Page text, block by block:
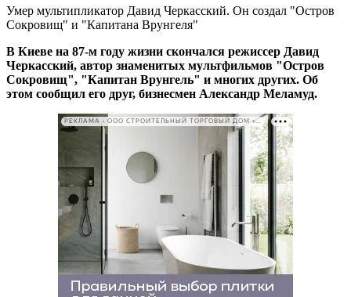
Умер мультипликатор Давид Черкасский. Он создал "Остров
Сокровищ" и "Капитана Врунгеля"
В Киеве на 87-м году жизни скончался режиссер Давид
Черкасский, автор знаменитых мультфильмов "Остров
Сокровищ", "Капитан Врунгель" и многих других. Об
этом сообщил его друг, бизнесмен Александр Меламуд.
РЕКЛАМА • ООО СТРОИТЕЛЬНЫЙ ТОРГОВЫЙ ДОМ «ПЕТРОВИЧ». ИНН: 7802348846